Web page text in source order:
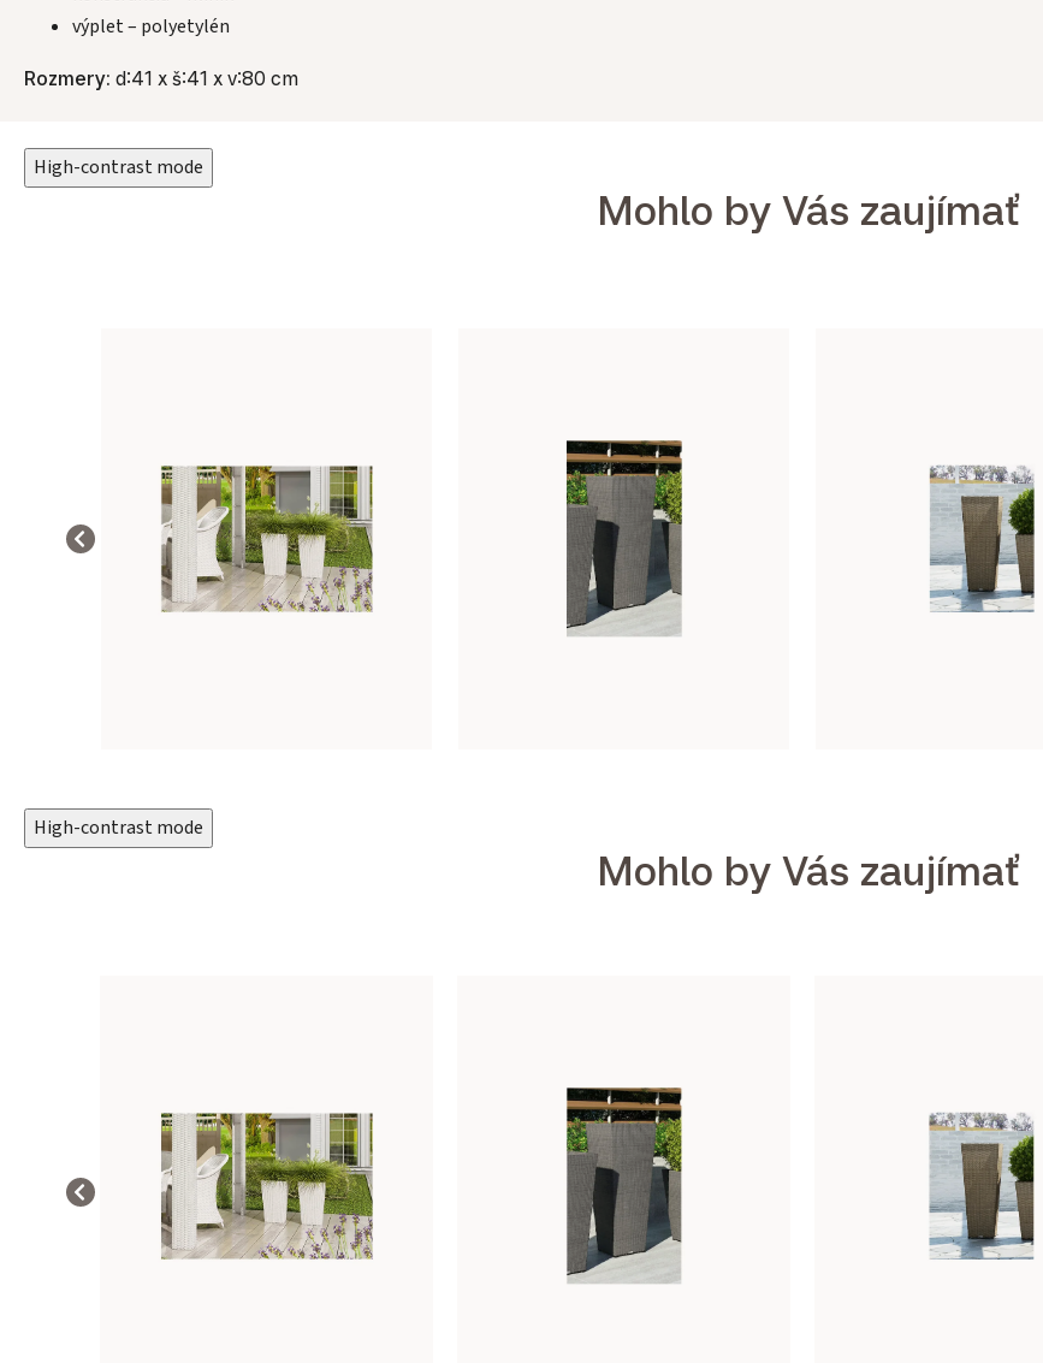
výplet – polyetylén
Rozmery: d:41 x š:41 x v:80 cm
High-contrast mode
Mohlo by Vás zaujímať
High-contrast mode
Mohlo by Vás zaujímať